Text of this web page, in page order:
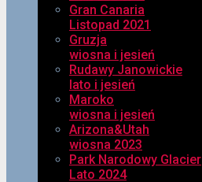
Gran Canaria
Listopad 2021
Gruzja
wiosna i jesień
Rudawy Janowickie
lato i jesień
Maroko
wiosna i jesień
Arizona&Utah
wiosna 2023
Park Narodowy Glacier
Lato 2024